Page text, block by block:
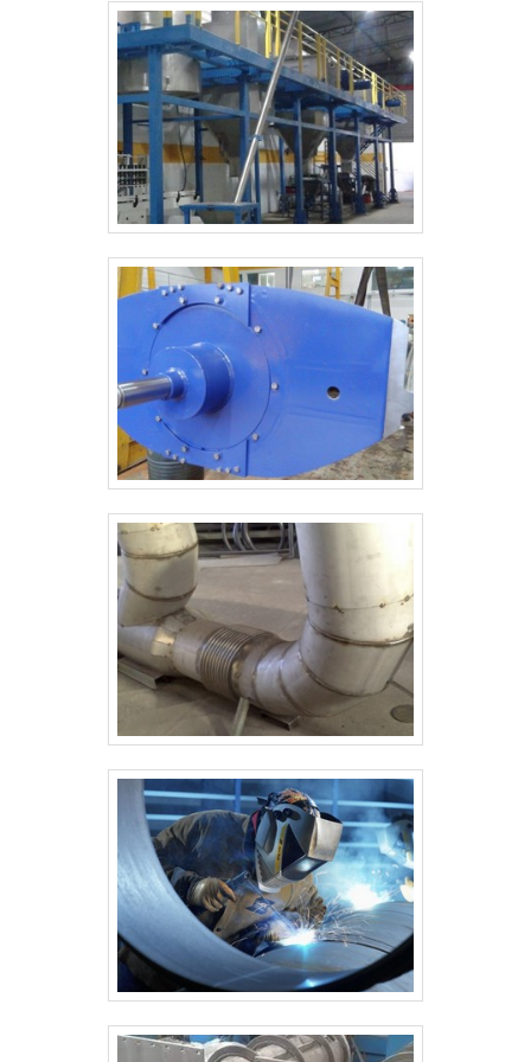
empresa de amplo conhecimento no mercado.
Dentre os principais modelos, destacam-
se:Caldeiras aquatubulares de tubos
retos;Caldeiras aquatubulares de tubos
curvos;Caldeiras aquatubulares de circulação
positiva;Caldeiras aquatubulares
compactas. Durante as pesquisas, é comum que os
clientes encontrem diversas prestadoras de
serviços, mas poucas com a expertise que a Serv-
Cal possui no segmento. Além de garantir um preço
justo e acessível, a empresa ainda promove uma
aplicação de alta qualidade, destacando-se pela
excelente relação custo-benefício. O MELHOR
PREÇO DA MONTAGEM DE CALDEIRAS
RJClientes que pesquisam pelo preço montagem de
caldeiras aquatubulares RJ encontram na Serv-Cal
a melhor solução. Atuando não só no Rio de
Janeiro, mas em todo o Brasil, a empresa assegura
uma excelente relação custo benefício. Solicite um
orçamento, por e-mail ou telefone, e saiba mais! .